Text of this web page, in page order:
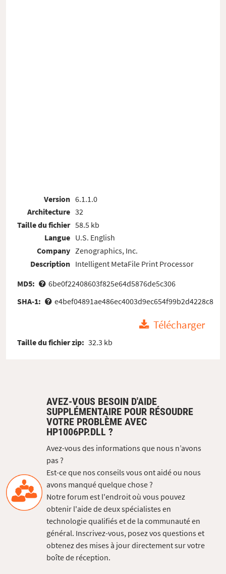
Version
Architecture
Taille du fichier
Langue
Company
Description
6.1.1.0
32
58.5 kb
U.S. English
Zenographics, Inc.
Intelligent MetaFile Print Processor
MD5:
6be0f22408603f825e64d5876de5c306
SHA-1:
e4bef04891ae486ec4003d9ec654f99b2d4228c8
Télécharger
Taille du fichier zip: 32.3 kb
AVEZ-VOUS BESOIN D'AIDE
SUPPLÉMENTAIRE POUR RÉSOUDRE
VOTRE PROBLÈME AVEC
HP1006PP.DLL ?
Avez-vous des informations que nous n’avons
pas ?
Est-ce que nos conseils vous ont aidé ou nous
avons manqué quelque chose ?
Notre forum est l'endroit où vous pouvez
obtenir l'aide de deux spécialistes en
technologie qualifiés et de la communauté en
général. Inscrivez-vous, posez vos questions et
obtenez des mises à jour directement sur votre
boîte de réception.